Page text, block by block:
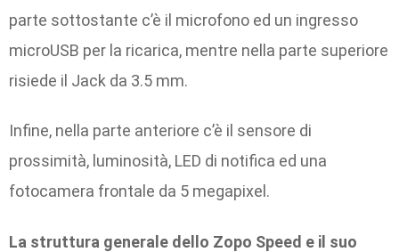
parte sottostante c’è il microfono ed un ingresso
microUSB per la ricarica, mentre nella parte superiore
risiede il Jack da 3.5 mm.
Infine, nella parte anteriore c’è il sensore di
prossimità, luminosità, LED di notifica ed una
fotocamera frontale da 5 megapixel.
La struttura generale dello Zopo Speed e il suo